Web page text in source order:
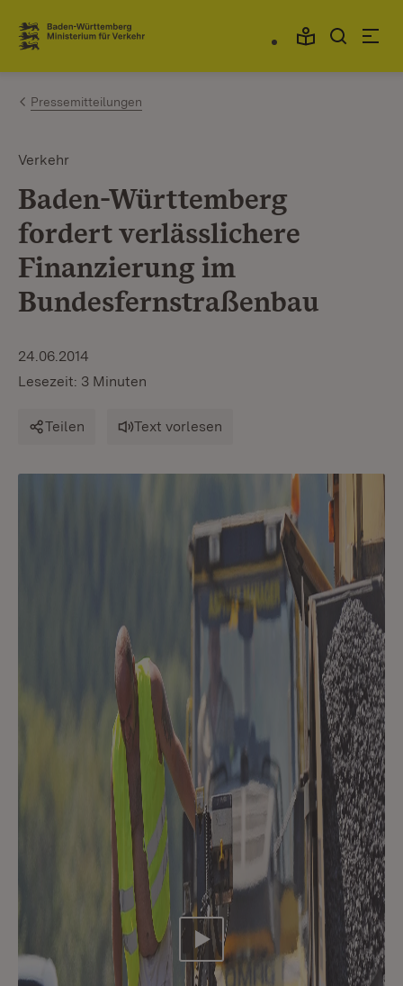
Zum Inhalt springen
Link zur Startseite
Pressemitteilungen
Verkehr
Baden-Württemberg
fordert verlässlichere
Finanzierung im
Bundesfernstraßenbau
24.06.2014
Lesezeit: 3 Minuten
Teilen Text vorlesen
Video abspielen